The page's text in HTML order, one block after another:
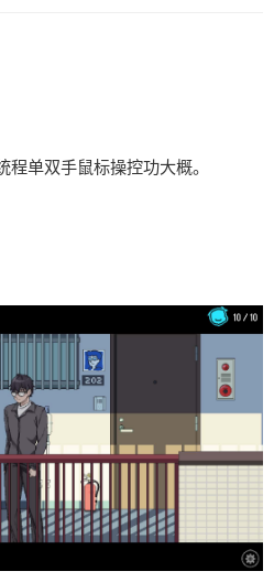
单双手鼠标操控功大概。